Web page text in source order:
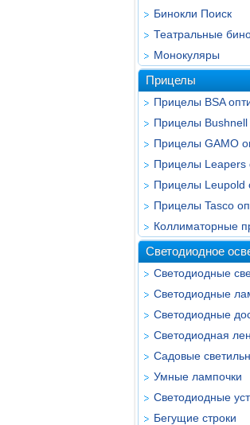
Бинокли Поиск
Театральные
Монокуляры
Прицелы
Прицелы BSA
Прицелы Bushnell
Прицелы GAMO
Прицелы Leapers
Прицелы Leupold
Прицелы Tasco
Коллиматорные
Светодиодное
Светодиодные
Светодиодные
Светодиодные
Светодиодная
Садовые
Умные лампочки
Светодиодные
Бегущие строки